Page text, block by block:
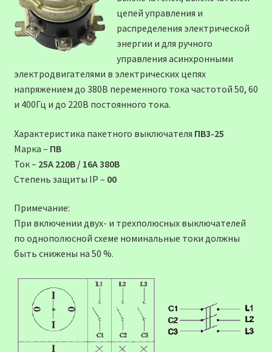
цепей управления и
распределения электрической
энергии и для ручного
управления асинхронными
электродвигателями в электрических цепях
напряжением до 380В переменного тока частотой 50, 60
и 400Гц и до 220В постоянного тока.
Характеристика пакетного выключателя ПВ3-25
Марка – ПВ
Ток – 25А 220В / 16А 380В
Степень защиты ІР – 00
Примечание:
При включении двух- и трехполюсных выключателей
по однополюсной схеме номинальные токи должны
быть снижены на 50 %.